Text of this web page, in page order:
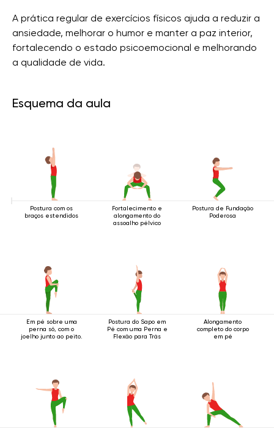
A prática regular de exercícios físicos ajuda a reduzir a
ansiedade, melhorar o humor e manter a paz interior,
fortalecendo o estado psicoemocional e melhorando
a qualidade de vida.
Esquema da aula
Postura com os
braços estendidos
Fortalecimento e
alongamento do
assoalho pélvico
Postura de Fundação
Poderosa
Em pé sobre uma
perna só, com o
joelho junto ao peito.
Postura do Sapo em
Pé com uma Perna e
Flexão para Trás
Alongamento
completo do corpo
em pé